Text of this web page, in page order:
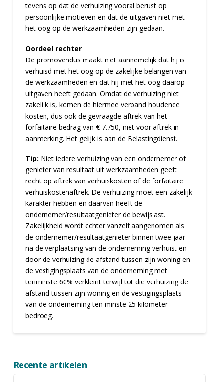
tevens op dat de verhuizing vooral berust op
persoonlijke motieven en dat de uitgaven niet met
het oog op de werkzaamheden zijn gedaan.
Oordeel rechter
De promovendus maakt niet aannemelijk dat hij is
verhuisd met het oog op de zakelijke belangen van
de werkzaamheden en dat hij met het oog daarop
uitgaven heeft gedaan. Omdat de verhuizing niet
zakelijk is, komen de hiermee verband houdende
kosten, dus ook de gevraagde aftrek van het
forfaitaire bedrag van € 7.750, niet voor aftrek in
aanmerking. Het gelijk is aan de Belastingdienst.
Tip: Niet iedere verhuizing van een ondernemer of
genieter van resultaat uit werkzaamheden geeft
recht op aftrek van verhuiskosten of de forfaitaire
verhuiskostenaftrek. De verhuizing moet een zakelijk
karakter hebben en daarvan heeft de
ondernemer/resultaatgenieter de bewijslast.
Zakelijkheid wordt echter vanzelf aangenomen als
de ondernemer/resultaatgenieter binnen twee jaar
na de verplaatsing van de onderneming verhuist en
door de verhuizing de afstand tussen zijn woning en
de vestigingsplaats van de onderneming met
tenminste 60% verkleint terwijl tot die verhuizing de
afstand tussen zijn woning en de vestigingsplaats
van de onderneming ten minste 25 kilometer
bedroeg.
Recente artikelen